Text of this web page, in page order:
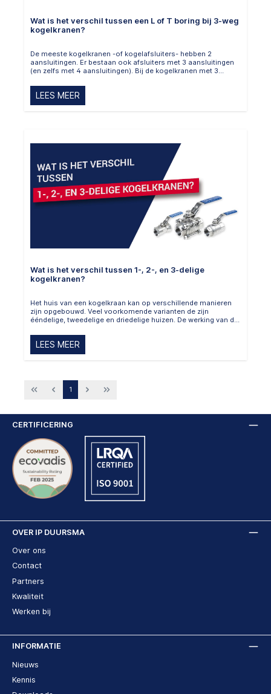
Wat is het verschil tussen een L of T boring bij 3-weg
kogelkranen?
De meeste kogelkranen -of kogelafsluiters- hebben 2
aansluitingen. Er bestaan ook afsluiters met 3 aansluitingen
(en zelfs met 4 aansluitingen). Bij de kogelkranen met 3
gat in de kogel niet recht, maar in de vorm van een L of een T.
Dit zorgt ervoor dat je media kunt mengen of verdelen.
LEES MEER
Wat is het verschil tussen 1-, 2-, en 3-delige
kogelkranen?
Het huis van een kogelkraan kan op verschillende manieren
zijn opgebouwd. Veel voorkomende varianten de zijn
ééndelige, tweedelige en driedelige huizen. De werking van de
de mogelijkheden tot onderhoud of reparatie.
LEES MEER
1
OVER IP DUURSMA
Over ons
Contact
Partners
Kwaliteit
Werken bij
INFORMATIE
Nieuws
Kennis
CERTIFICERING